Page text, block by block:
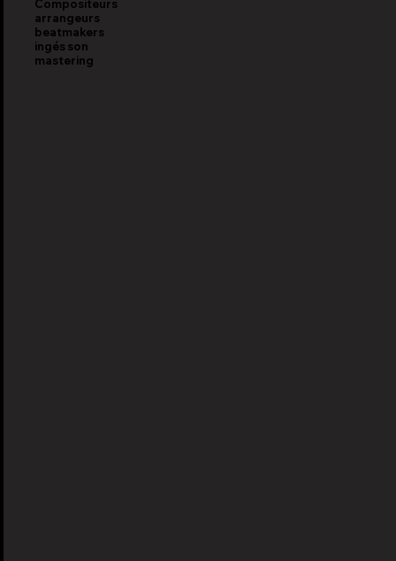
Compositeurs
arrangeurs
beatmakers
ingés son
mastering